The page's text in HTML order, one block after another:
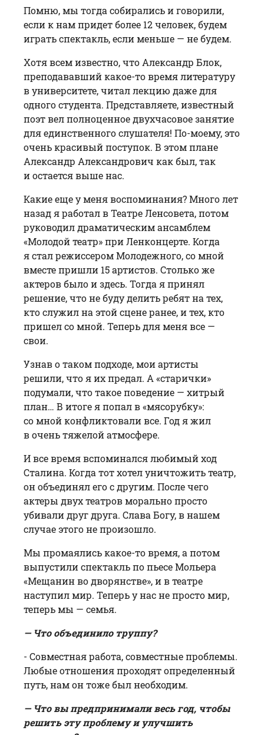
Помню, мы тогда собирались и говорили,
если к нам придет более 12 человек, будем
играть спектакль, если меньше — не будем.
Хотя всем известно, что Александр Блок,
преподававший какое-то время литературу
в университете, читал лекцию даже для
одного студента. Представляете, известный
поэт вел полноценное двухчасовое занятие
для единственного слушателя! По-моему, это
очень красивый поступок. В этом плане
Александр Александрович как был, так
и остается выше нас.
Какие еще у меня воспоминания? Много лет
назад я работал в Театре Ленсовета, потом
руководил драматическим ансамблем
«Молодой театр» при Ленконцерте. Когда
я стал режиссером Молодежного, со мной
вместе пришли 15 артистов. Столько же
актеров было и здесь. Тогда я принял
решение, что не буду делить ребят на тех,
кто служил на этой сцене ранее, и тех, кто
пришел со мной. Теперь для меня все —
свои.
Узнав о таком подходе, мои артисты
решили, что я их предал. А «старички»
подумали, что такое поведение — хитрый
план… В итоге я попал в «мясорубку»:
со мной конфликтовали все. Год я жил
в очень тяжелой атмосфере.
И все время вспоминался любимый ход
Сталина. Когда тот хотел уничтожить театр,
он объединял его с другим. После чего
актеры двух театров морально просто
убивали друг друга. Слава Богу, в нашем
случае этого не произошло.
Мы промаялись какое-то время, а потом
выпустили спектакль по пьесе Мольера
«Мещанин во дворянстве», и в театре
наступил мир. Теперь у нас не просто мир,
теперь мы — семья.
— Что объединило труппу?
- Совместная работа, совместные проблемы.
Любые отношения проходят определенный
путь, нам он тоже был необходим.
— Что вы предпринимали весь год, чтобы
решить эту проблему и улучшить